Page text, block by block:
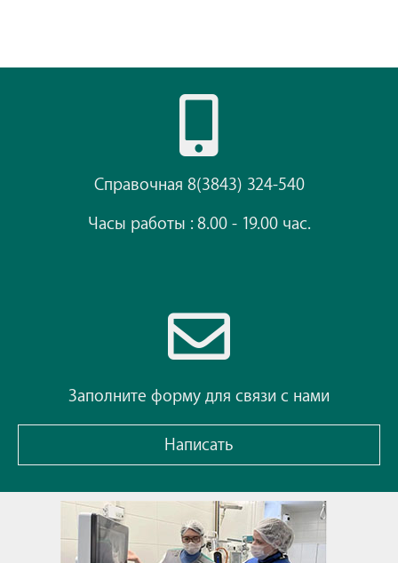
Справочная 8(3843) 324-540
Часы работы : 8.00 - 19.00 час.
Заполните форму для связи с нами
Написать